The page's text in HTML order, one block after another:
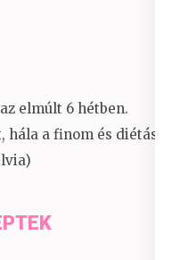
elmúlt 6 hétben.
hála a finom és diétás